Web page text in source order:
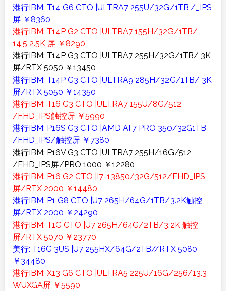
港行IBM: T14 G6 CTO |ULTRA7 255U/32G/1TB /_IPS
屏 ￥8360
港行IBM: T14P G2 CTO |ULTRA7 155H/32G/1TB/
14.5 2.5K 屏 ￥8290
港行IBM: T14P G3 CTO |ULTRA7 255H/32G/1TB/ 3K
屏/RTX 5050 ￥13450
港行IBM: T14P G3 CTO |ULTRA9 285H/32G/1TB/ 3K
屏/RTX 5050 ￥14350
港行IBM: T16 G3 CTO |ULTRA7 155U/8G/512
/FHD_IPS触控屏 ￥5990
港行IBM: P16S G3 CTO |AMD AI 7 PRO 350/32G1TB
/FHD_IPS/触控屏 ￥7380
港行IBM: P16V G3 CTO |ULTRA7 255H/16G/512
/FHD_IPS屏/PRO 1000 ￥12280
港行IBM: P16 G2 CTO |I7-13850/32G/512/FHD_IPS
屏/RTX 2000 ￥14480
港行IBM: P1 G8 CTO |U7 265H/64G/1TB/3.2K触控
屏/RTX 2000 ￥24290
港行IBM: T1G CTO |U7 265H/64G/2TB/3.2K 触控
屏/RTX 5070 ￥23770
美行: T16G 3US |U7 255HX/64G/2TB//RTX 5080
￥34480
港行IBM: X13 G6 CTO |ULTRA5 225U/16G/256/13.3
WUXGA屏 ￥5590